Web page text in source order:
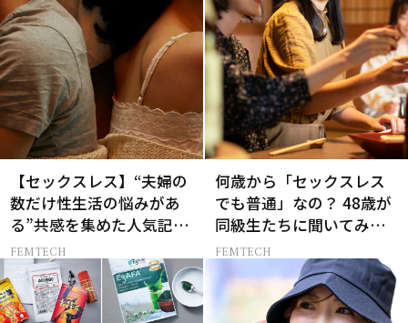
【セックスレス】“夫婦の
数だけ性生活の悩みがあ
る”共感を集めた人気記事
10選
FEMTECH
何歳から「セックスレス
でも普通」なの？ 48歳が
同級生たちに聞いてみた
ら…
FEMTECH